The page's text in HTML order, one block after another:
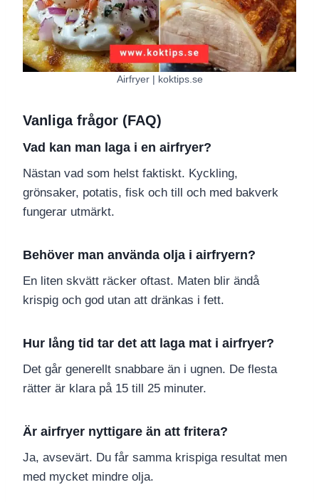
Airfryer | koktips.se
Vanliga frågor (FAQ)
Vad kan man laga i en airfryer?
Nästan vad som helst faktiskt. Kyckling,
grönsaker, potatis, fisk och till och med bakverk
fungerar utmärkt.
Behöver man använda olja i airfryern?
En liten skvätt räcker oftast. Maten blir ändå
krispig och god utan att dränkas i fett.
Hur lång tid tar det att laga mat i airfryer?
Det går generellt snabbare än i ugnen. De flesta
rätter är klara på 15 till 25 minuter.
Är airfryer nyttigare än att fritera?
Ja, avsevärt. Du får samma krispiga resultat men
med mycket mindre olja.